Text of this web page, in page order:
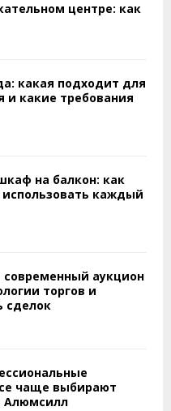
центре: как
какая подходит для
и какие требования
на балкон: как
каждый
современный аукцион
торгов и
сделок
чаще выбирают
Алюмсилл